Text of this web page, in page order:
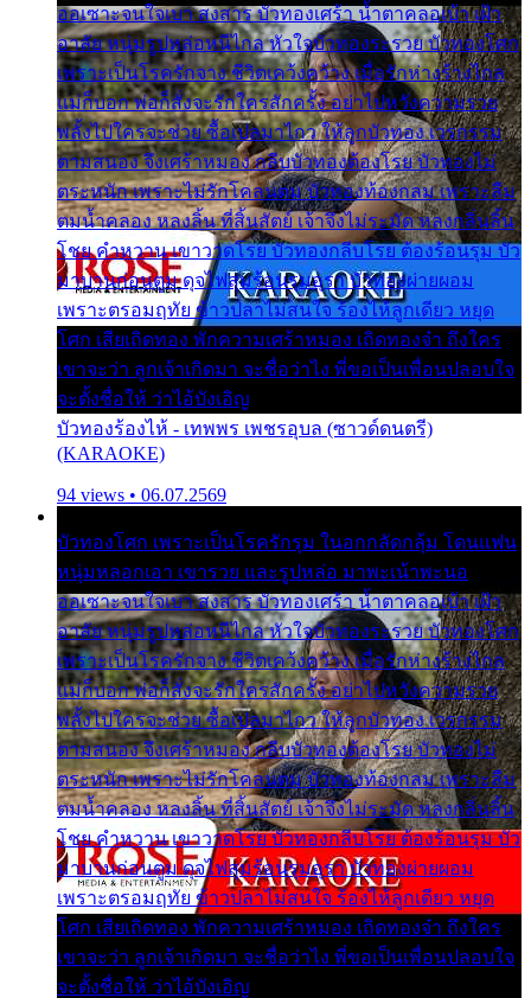
ออเซาะจนใจเบา สงสาร บัวทองเศร้า น้ำตาคลอเบ้า เฝ้า
อาลัย หนุ่มรูปหล่อหนีไกล หัวใจบัวทองระรวย บัวทองโศก
เพราะเป็นโรครักจาง ชีวิตเคว้งคว้าง เมื่อรักห่างร้างไกล
แม่ก็บอก พ่อก็สั่งจะรักใครสักครั้ง อย่าไปหวังความรวย
พลั้งไปใครจะช่วย ซื้อเปลมาไกว ให้ลูกบัวทอง เวรกรรม
ตามสนอง จึงเศร้าหมอง กลีบบัวทองต้องโรย บัวทองไม่
ตระหนัก เพราะไม่รักโคลนตม บัวทองท้องกลม เพราะลืม
ตมน้ำคลอง หลงลิ้น ที่สิ้นสัตย์ เจ้าจึงไม่ระมัด หลงกลิ่นลิ้น
โชย คำหวาน เขาวาดโรย บัวทองกลีบโรย ต้องร้อนรุม บัว
มาบานก่อนตูม ดุจไฟสุมร้อนรุมอุรา บัวทองผ่ายผอม
เพราะตรอมฤทัย ข้าวปลาไม่สนใจ ร้องไห้ลูกเดียว หยุด
โศก เสียเถิดทอง พักความเศร้าหมอง เถิดทองจ๋า ถึงใคร
เขาจะว่า ลูกเจ้าเกิดมา จะชื่อว่าไง พี่ขอเป็นเพื่อนปลอบใจ
จะตั้งชื่อให้ ว่าไอ้บังเอิญ
บัวทองร้องไห้ - เทพพร เพชรอุบล (ซาวด์ดนตรี)
(KARAOKE)
94 views • 06.07.2569
บัวทองโศก เพราะเป็นโรครักรุม ในอกกลัดกลุ้ม โดนแฟน
หนุ่มหลอกเอา เขารวย และรูปหล่อ มาพะเน้าพะนอ
ออเซาะจนใจเบา สงสาร บัวทองเศร้า น้ำตาคลอเบ้า เฝ้า
อาลัย หนุ่มรูปหล่อหนีไกล หัวใจบัวทองระรวย บัวทองโศก
เพราะเป็นโรครักจาง ชีวิตเคว้งคว้าง เมื่อรักห่างร้างไกล
แม่ก็บอก พ่อก็สั่งจะรักใครสักครั้ง อย่าไปหวังความรวย
พลั้งไปใครจะช่วย ซื้อเปลมาไกว ให้ลูกบัวทอง เวรกรรม
ตามสนอง จึงเศร้าหมอง กลีบบัวทองต้องโรย บัวทองไม่
ตระหนัก เพราะไม่รักโคลนตม บัวทองท้องกลม เพราะลืม
ตมน้ำคลอง หลงลิ้น ที่สิ้นสัตย์ เจ้าจึงไม่ระมัด หลงกลิ่นลิ้น
โชย คำหวาน เขาวาดโรย บัวทองกลีบโรย ต้องร้อนรุม บัว
มาบานก่อนตูม ดุจไฟสุมร้อนรุมอุรา บัวทองผ่ายผอม
เพราะตรอมฤทัย ข้าวปลาไม่สนใจ ร้องไห้ลูกเดียว หยุด
โศก เสียเถิดทอง พักความเศร้าหมอง เถิดทองจ๋า ถึงใคร
เขาจะว่า ลูกเจ้าเกิดมา จะชื่อว่าไง พี่ขอเป็นเพื่อนปลอบใจ
จะตั้งชื่อให้ ว่าไอ้บังเอิญ